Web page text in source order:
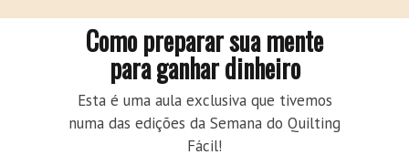
Como preparar sua mente
para ganhar dinheiro
Esta é uma aula exclusiva que tivemos
numa das edições da Semana do Quilting
Fácil!